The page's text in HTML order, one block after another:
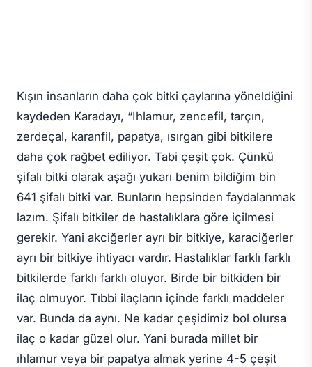
Kışın insanların daha çok bitki çaylarına yöneldiğini
kaydeden Karadayı, “Ihlamur, zencefil, tarçın,
zerdeçal, karanfil, papatya, ısırgan gibi bitkilere
daha çok rağbet ediliyor. Tabi çeşit çok. Çünkü
şifalı bitki olarak aşağı yukarı benim bildiğim bin
641 şifalı bitki var. Bunların hepsinden faydalanmak
lazım. Şifalı bitkiler de hastalıklara göre içilmesi
gerekir. Yani akciğerler ayrı bir bitkiye, karaciğerler
ayrı bir bitkiye ihtiyacı vardır. Hastalıklar farklı farklı
bitkilerde farklı farklı oluyor. Birde bir bitkiden bir
ilaç olmuyor. Tıbbi ilaçların içinde farklı maddeler
var. Bunda da aynı. Ne kadar çeşidimiz bol olursa
ilaç o kadar güzel olur. Yani burada millet bir
ıhlamur veya bir papatya almak yerine 4-5 çeşit